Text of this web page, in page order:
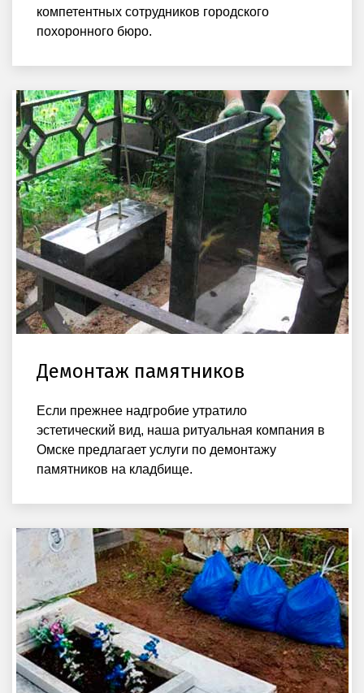
компетентных сотрудников городского
похоронного бюро.
Демонтаж памятников
Если прежнее надгробие утратило
эстетический вид, наша ритуальная компания в
Омске предлагает услуги по демонтажу
памятников на кладбище.